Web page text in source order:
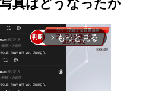
真はどうなったか
arrow_forward_ios もっと見る